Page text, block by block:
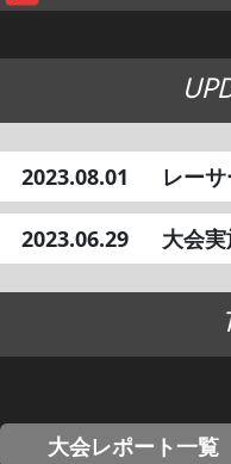
2023.08.01 レー
2023.06.29 大会
大会レポート一覧